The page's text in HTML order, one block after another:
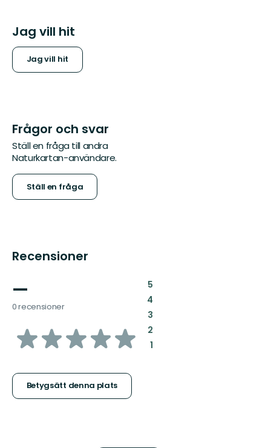
Jag vill hit
Jag vill hit
Frågor och svar
Ställ en fråga till andra
Naturkartan-användare.
Ställ en fråga
Recensioner
—
0 recensioner
av
stjärnor
Betygsätt denna plats
5:
4:
3:
2:
1: